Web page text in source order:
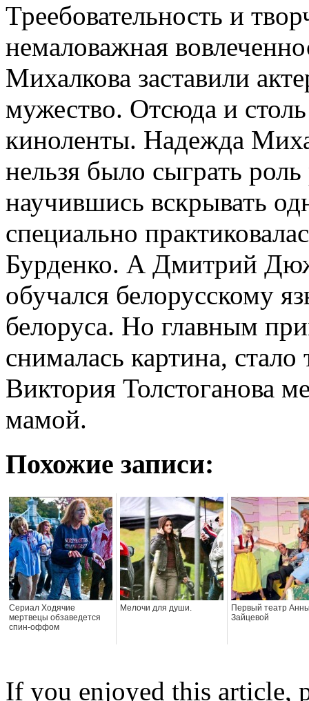
Треебовательность и
немаловажная
Михалкова заставили
мужество. Отсюда и
киноленты. Надежда
нельзя было сыграть
научившись вскрывать
специально
Бурденко. А Дмитрий
обучался белорусскому
белоруса. Но главным
снималась картина, стало
Виктория Толстоганова
мамой.
Похожие записи:
Сериал Ходячие
мертвецы обзаведется
спин-оффом
Мелочи для души.
Первый театр
Зайцевой
If you enjoyed this article,